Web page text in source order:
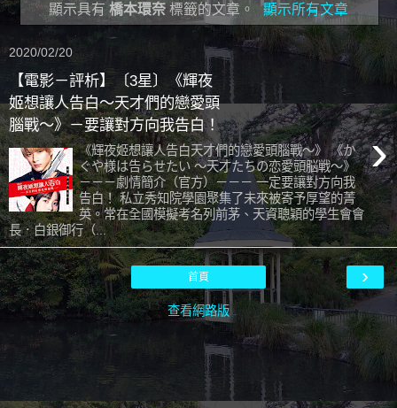
顯示具有 橋本環奈標籤的文章。 顯示所有文章
2020/02/20
【電影－評析】〔3星〕《輝夜
姬想讓人告白～天才們的戀愛頭
腦戰～》－要讓對方向我告白！
›
《輝夜姬想讓人告白天才們的戀愛頭腦戰～》 《か
ぐや様は告らせたい 〜天才たちの恋愛頭脳戦〜》
－－－劇情簡介（官方）－－－ 一定要讓對方向我
告白！ 私立秀知院學園聚集了未來被寄予厚望的菁
英。常在全國模擬考名列前茅、天資聰穎的學生會會
長．白銀御行（...
›
首頁
查看網路版